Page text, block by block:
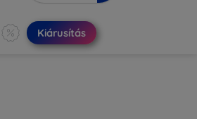
Kiárusítás